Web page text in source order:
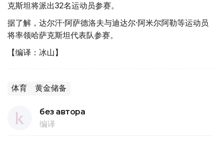
克斯坦将派出32名运动员参赛。
据了解，达尔汗·阿萨德洛夫与迪达尔·阿米尔阿勒等运动员
将率领哈萨克斯坦代表队参赛。
【编译：冰山】
体育 黄金储备
без автора
编译